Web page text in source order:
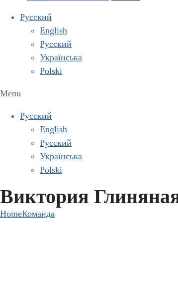
Русский
English
Русский
Українська
Polski
Menu
Русский
English
Русский
Українська
Polski
Виктория
HomeКоманда